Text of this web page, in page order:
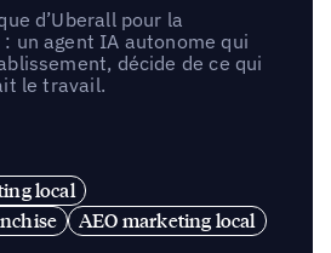
d’Uberall pour la
un agent IA autonome qui
décide de ce qui
le travail.
local
AEO marketing local